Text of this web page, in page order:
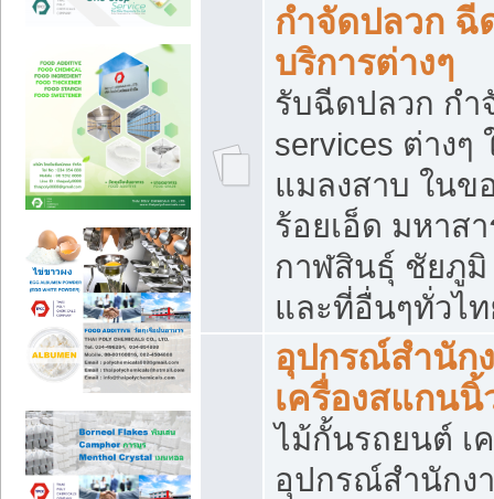
กำจัดปลวก ฉี
บริการต่างๆ
รับฉีดปลวก กำ
services ต่าง
แมลงสาบ ใน
ร้อยเอ็ด มหาส
กาฬสินธุ์ ชัยภู
และที่อื่นๆทั่วไ
อุปกรณ์สำนัก
เครื่องสแกนนิ้
ไม้กั้นรถยนต์ เ
อุปกรณ์สำนักง